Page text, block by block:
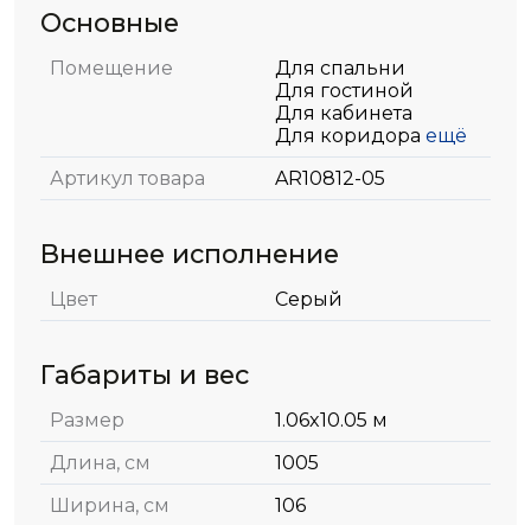
Основные
Помещение
Для спальни
Для гостиной
Для кабинета
Для коридора ещё
Артикул товара
AR10812-05
Внешнее исполнение
Цвет Серый
Габариты и вес
Размер
1.06x10.05 м
Длина, см
1005
Ширина, см
106